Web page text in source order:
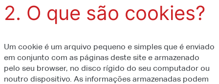
2. O que são cookies?
Um cookie é um arquivo pequeno e simples que é enviado
em conjunto com as páginas deste site e armazenado
pelo seu browser, no disco rígido do seu computador ou
noutro dispositivo. As informações armazenadas podem